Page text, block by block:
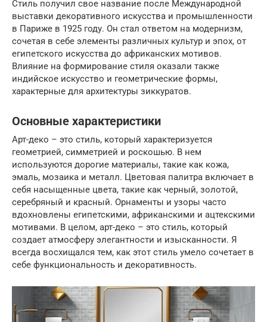
Стиль получил свое название после Международной
выставки декоративного искусства и промышленности
в Париже в 1925 году. Он стал ответом на модернизм,
сочетая в себе элементы различных культур и эпох, от
египетского искусства до африканских мотивов.
Влияние на формирование стиля оказали также
индийское искусство и геометрические формы,
характерные для архитектуры зиккуратов.
Основные характеристики
Арт-деко – это стиль, который характеризуется
геометрией, симметрией и роскошью. В нем
используются дорогие материалы, такие как кожа,
эмаль, мозаика и металл. Цветовая палитра включает в
себя насыщенные цвета, такие как черный, золотой,
серебряный и красный. Орнаменты и узоры часто
вдохновлены египетскими, африканскими и ацтекскими
мотивами. В целом, арт-деко – это стиль, который
создает атмосферу элегантности и изысканности. Я
всегда восхищался тем, как этот стиль умело сочетает в
себе функциональность и декоративность.